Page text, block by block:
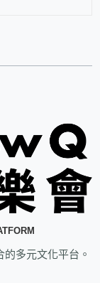
多元文化平台。